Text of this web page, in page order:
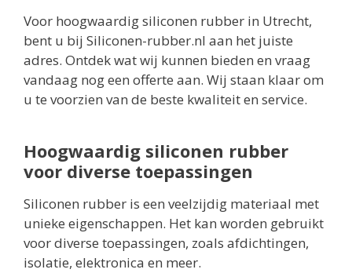
Voor hoogwaardig siliconen rubber in Utrecht,
bent u bij Siliconen-rubber.nl aan het juiste
adres. Ontdek wat wij kunnen bieden en vraag
vandaag nog een offerte aan. Wij staan klaar om
u te voorzien van de beste kwaliteit en service.
Hoogwaardig siliconen rubber
voor diverse toepassingen
Siliconen rubber is een veelzijdig materiaal met
unieke eigenschappen. Het kan worden gebruikt
voor diverse toepassingen, zoals afdichtingen,
isolatie, elektronica en meer.